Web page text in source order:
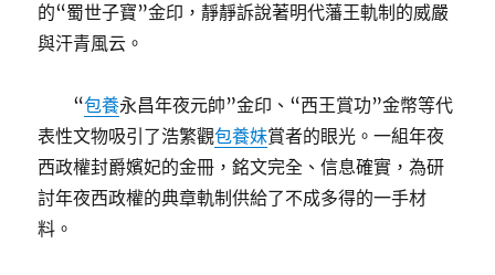
的“蜀世子寶”金印，靜靜訴說著明代藩王軌制的威嚴
與汗青風云。
“包養永昌年夜元帥”金印、“西王賞功”金幣等代
表性文物吸引了浩繁觀包養妹賞者的眼光。一組年夜
西政權封爵嬪妃的金冊，銘文完全、信息確實，為研
討年夜西政權的典章軌制供給了不成多得的一手材
料。